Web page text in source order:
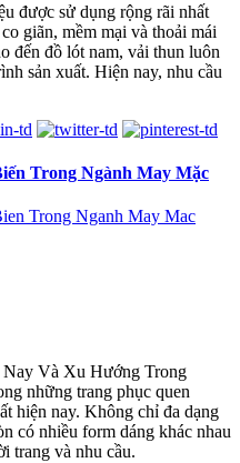
được sử dụng rộng rãi nhất
giãn, mềm mại và thoải mái
đến đồ lót nam, vải thun luôn
sản xuất. Hiện nay, nhu cầu
Trong Ngành May Mặc
Và Xu Hướng Trong
những trang phục quen
hiện nay. Không chỉ đa dạng
có nhiều form dáng khác nhau
trang và nhu cầu.